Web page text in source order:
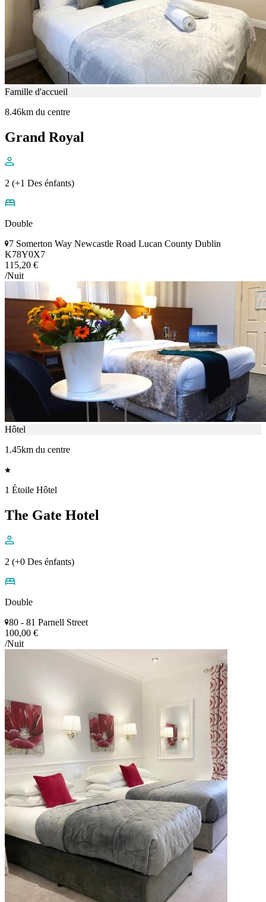
Famille d'accueil
8.46km du centre
Grand Royal
2 (+1 Des énfants)
Double
7 Somerton Way Newcastle Road Lucan County Dublin
K78Y0X7
115,20 €
/Nuit
Hôtel
1.45km du centre
1 Étoile Hôtel
The Gate Hotel
2 (+0 Des énfants)
Double
80 - 81 Parnell Street
100,00 €
/Nuit